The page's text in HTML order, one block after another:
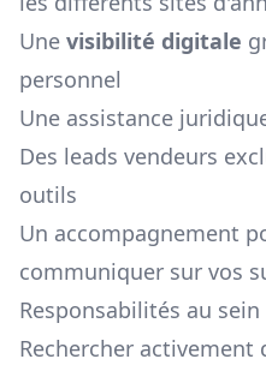
Une visibilité digitale
personnel
Une assistance
Des leads vendeurs
outils
Un accompagnement
communiquer sur vos
Responsabilités au
Rechercher